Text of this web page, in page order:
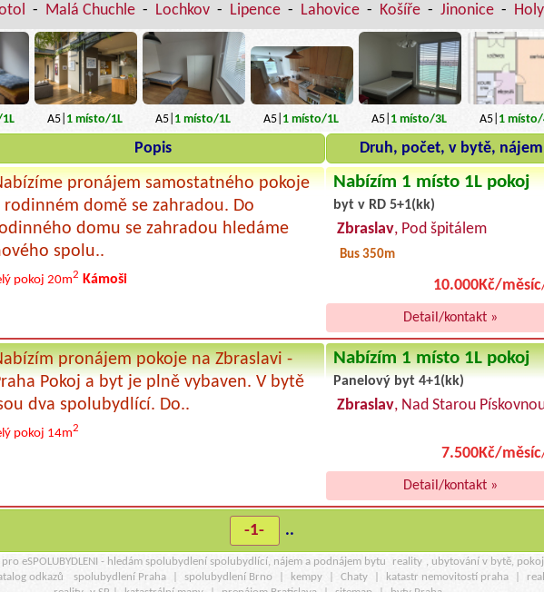
- Malá Chuchle - Lochkov - Lipence - Lahovice - Košíře - Jinonice -
A5| 1místo/1L A5| 1místo/1L A5| 1místo/1L A5| 1místo/3L A5| 1 místo/
Popis Druh, počet, v bytě, nájem
pronájem samostatného pokoje
rodinném domě se zahradou. Do
domu se zahradou hledáme
spolu..
pokoj 20m2 Kámoši
Nabízím 1 místo 1L pokoj
byt v RD 5+1(kk)
Zbraslav, Pod špitálem
Bus 350m
10.000Kč/měsíc
Detail/kontakt »
pronájem pokoje na Zbraslavi -
Pokoj a byt je plně vybaven. V bytě
dva spolubydlící. Do..
pokoj 14m2
Nabízím 1 místo 1L pokoj
Panelový byt 4+1(kk)
Zbraslav, Nad Starou
7.500Kč/měsíc
Detail/kontakt »
-1- ..
pro eSPOLUBYDLENI - hledám spolubydlení spolubydlící, nájem a podnájem bytu reality
, ubytování v bytě,
odkazů spolubydlení Praha spolubydlení Brno kempy Chaty katastr nemovitostí praha